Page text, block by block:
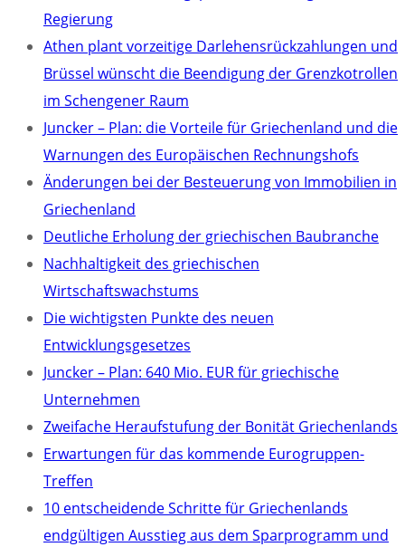
Regierung
Athen plant vorzeitige Darlehensrückzahlungen und
Brüssel wünscht die Beendigung der Grenzkotrollen
im Schengener Raum
Juncker – Plan: die Vorteile für Griechenland und die
Warnungen des Europäischen Rechnungshofs
Änderungen bei der Besteuerung von Immobilien in
Griechenland
Deutliche Erholung der griechischen Baubranche
Nachhaltigkeit des griechischen
Wirtschaftswachstums
Die wichtigsten Punkte des neuen
Entwicklungsgesetzes
Juncker – Plan: 640 Mio. EUR für griechische
Unternehmen
Zweifache Heraufstufung der Bonität Griechenlands
Erwartungen für das kommende Eurogruppen-
Treffen
10 entscheidende Schritte für Griechenlands
endgültigen Ausstieg aus dem Sparprogramm und